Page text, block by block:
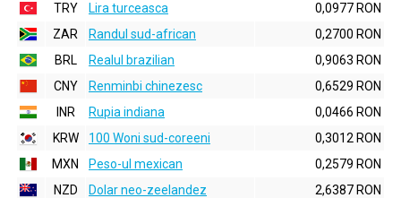
TRY
Lira turceasca
0,0977 RON
ZAR
Randul sud-african
0,2700 RON
BRL
Realul brazilian
0,9063 RON
CNY
Renminbi chinezesc
0,6529 RON
INR
Rupia indiana
0,0466 RON
KRW
100 Woni sud-coreeni
0,3012 RON
MXN
Peso-ul mexican
0,2579 RON
NZD
Dolar neo-zeelandez
2,6387 RON